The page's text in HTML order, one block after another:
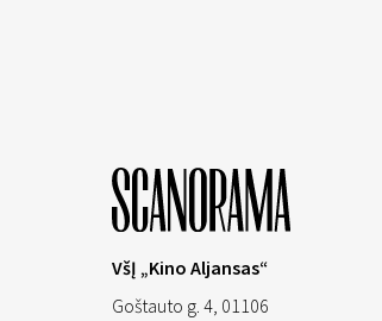
VšĮ „Kino Aljansas“
Goštauto g. 4, 01106